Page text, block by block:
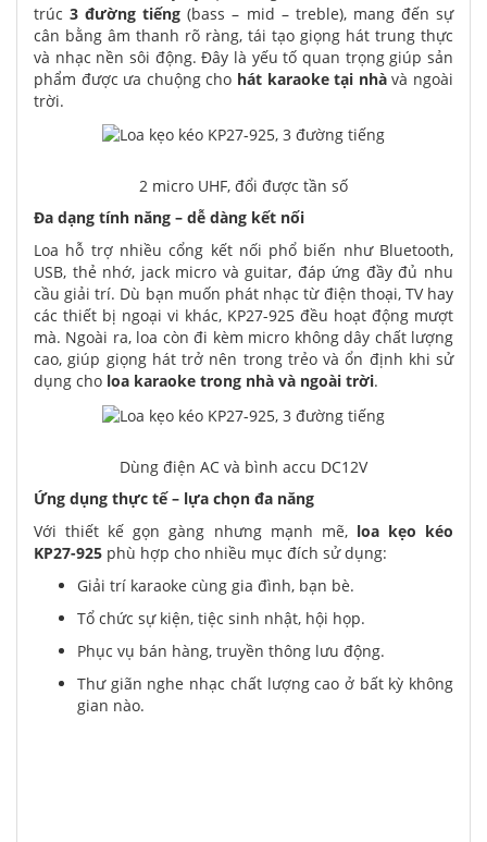
trúc3 đường tiếng (bass – mid – treble), mang đến sự
cân bằng âm thanh rõ ràng, tái tạo giọng hát trung thực
và nhạc nền sôi động. Đây là yếu tố quan trọng giúp sản
phẩm được ưa chuộng cho hát karaoke tại nhàvà ngoài
trời.
2 micro UHF, đổi được tần số
Đa dạng tính năng – dễ dàng kết nối
Loa hỗ trợ nhiều cổng kết nối phổ biến như Bluetooth,
USB, thẻ nhớ, jack micro và guitar, đáp ứng đầy đủ nhu
cầu giải trí. Dù bạn muốn phát nhạc từ điện thoại, TV hay
các thiết bị ngoại vi khác, KP27-925 đều hoạt động mượt
mà. Ngoài ra, loa còn đi kèm micro không dây chất lượng
cao, giúp giọng hát trở nên trong trẻo và ổn định khi sử
dụng cho loa karaoke trong nhà và ngoài trời.
Dùng điện AC và bình accu DC12V
Ứng dụng thực tế – lựa chọn đa năng
Với thiết kế gọn gàng nhưng mạnh mẽ, loa kẹo kéo
KP27-925 phù hợp cho nhiều mục đích sử dụng:
Giải trí karaoke cùng gia đình, bạn bè.
Tổ chức sự kiện, tiệc sinh nhật, hội họp.
Phục vụ bán hàng, truyền thông lưu động.
Thư giãn nghe nhạc chất lượng cao ở bất kỳ không
gian nào.